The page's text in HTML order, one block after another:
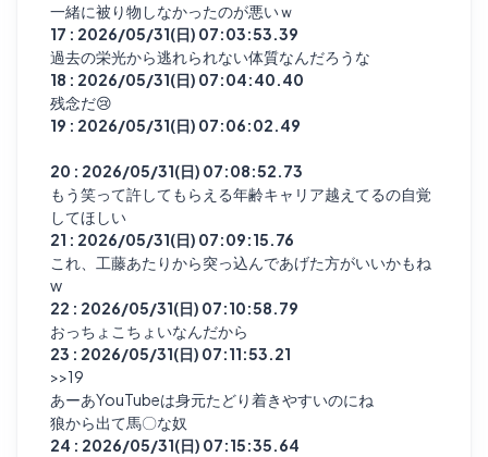
一緒に被り物しなかったのが悪いｗ
17 : 2026/05/31(日) 07:03:53.39
過去の栄光から逃れられない体質なんだろうな
18 : 2026/05/31(日) 07:04:40.40
残念だ😢
19 : 2026/05/31(日) 07:06:02.49
20 : 2026/05/31(日) 07:08:52.73
もう笑って許してもらえる年齢キャリア越えてるの自覚
してほしい
21 : 2026/05/31(日) 07:09:15.76
これ、工藤あたりから突っ込んであげた方がいいかもね
w
22 : 2026/05/31(日) 07:10:58.79
おっちょこちょいなんだから
23 : 2026/05/31(日) 07:11:53.21
>>19
あーあYouTubeは身元たどり着きやすいのにね
狼から出て馬〇な奴
24 : 2026/05/31(日) 07:15:35.64